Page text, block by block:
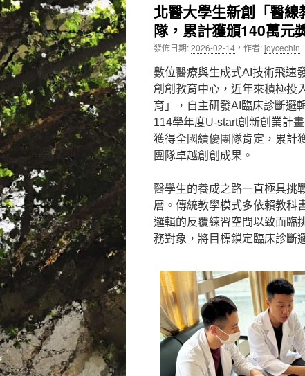
內
容
北醫大學生新創「醫
隊，累計獲頒140萬元
發佈日期:2026-02-14 ， 作者:joycechin
數位醫療與生成式AI技術飛速
創創教育中心，近年來積極投
育」，自主研發AI臨床診斷邏
114學年度U-start創新創業計
獲得全國績優團隊肯定，累計
團隊卓越創創成果。
醫學生的養成之路一直極具挑
層。傳統教學模式多依賴教科
邏輯的反覆練習空間以致面臨
務對象，將目標鎖定臨床診斷